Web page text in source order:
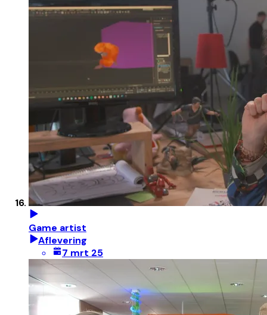
Game artist
Aflevering
7 mrt 25